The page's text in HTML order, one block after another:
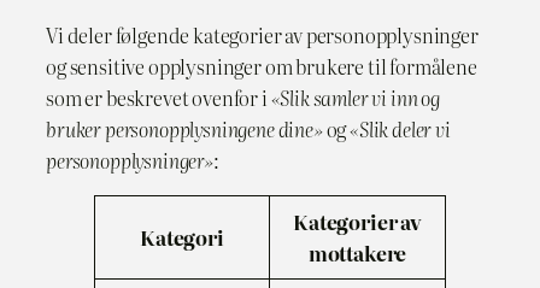
Vi deler følgende kategorier av personopplysninger
og sensitive opplysninger om brukere til formålene
som er beskrevet ovenfor i «Slik samler vi inn og
bruker personopplysningene dine»og«Slik deler vi
personopplysninger»:
Kategori
Kategorier av
mottakere